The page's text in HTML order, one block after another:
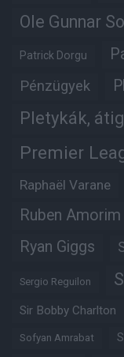
Ole Gunnar
Patrick Dorgu
Pénzügyek
Pletykák,
Premier
Raphaël Varane
Ruben Amorim
Ryan Giggs
Sergio Reguilon
Sir Bobby Charlton
Sofyan Amrabat